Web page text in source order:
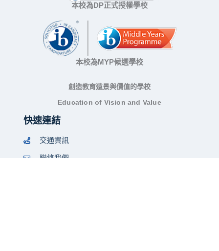
本校為DP正式授權學校
本校為MYP候選學校
創造教育遠景與價值的學校
Education of Vision and Value
快速連結
交通資訊
聯絡我們